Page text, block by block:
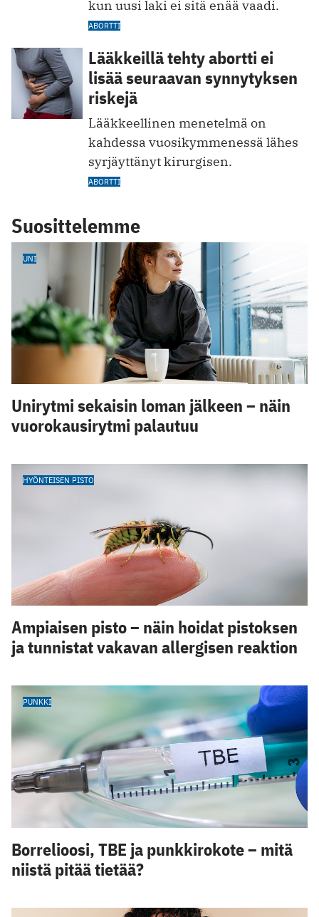
kun uusi laki ei sitä enää vaadi.
ABORTTI
Lääkkeillä tehty abortti ei
lisää seuraavan synnytyksen
riskejä
Lääkkeellinen menetelmä on
kahdessa vuosikymmenessä lähes
syrjäyttänyt kirurgisen.
ABORTTI
Suosittelemme
UNI
Unirytmi sekaisin loman jälkeen – näin
vuorokausirytmi palautuu
HYÖNTEISEN PISTO
Ampiaisen pisto – näin hoidat pistoksen
ja tunnistat vakavan allergisen reaktion
PUNKKI
Borrelioosi, TBE ja punkkirokote – mitä
niistä pitää tietää?